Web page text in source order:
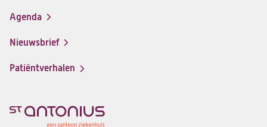
nieuwe
in
nieuwe
Agenda
Nieuwsbrief
Patiëntverhalen